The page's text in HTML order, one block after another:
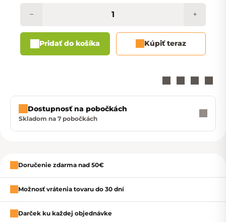
+
−
Pridať do košíka Kúpiť teraz
Zavrieť
Dostupnosť na pobočkách
Skladom na 7 pobočkách
Doručenie zdarma nad 50€
Možnosť vrátenia tovaru do 30 dní
Darček ku každej objednávke